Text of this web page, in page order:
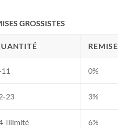
GROSSISTES
REMISE
0%
23 3%
Illimité 6%